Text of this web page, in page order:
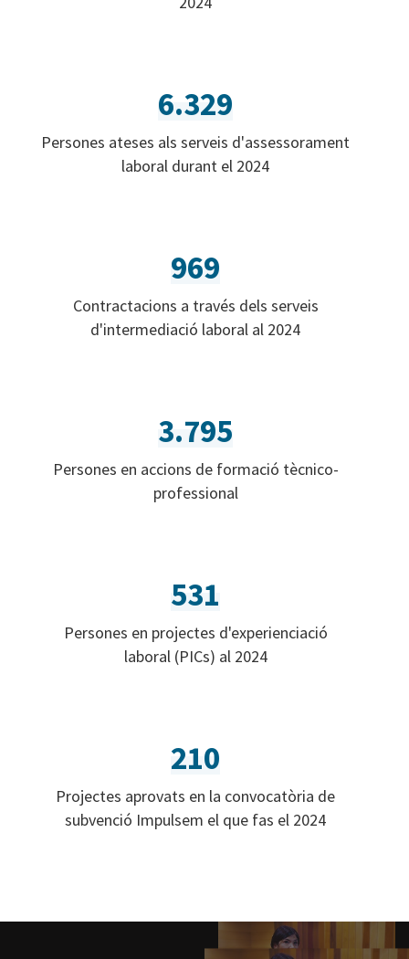
6.329
Persones ateses als serveis d'assessorament
laboral durant el 2024
969
Contractacions a través dels serveis
d'intermediació laboral al 2024
3.795
Persones en accions de formació tècnico-
professional
531
Persones en projectes d'experienciació
laboral (PICs) al 2024
210
Projectes aprovats en la convocatòria de
subvenció Impulsem el que fas el 2024